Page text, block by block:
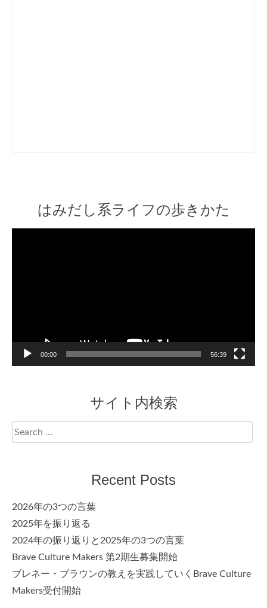
はみだし系ライフの歩きかた
00:00 56:39
サイト内検索
Search
for:
Recent Posts
2026年の3つの言葉
2025年を振り返る
2024年の振り返りと2025年の3つの言葉
Brave Culture Makers 第2期生募集開始
ブレネー・ブラウンの教えを実践していくBrave Culture
Makers受付開始